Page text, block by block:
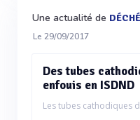
Une actualité de
Le 29/09/2017
Des tubes
enfouis en ISDND
Les tubes cathodiques